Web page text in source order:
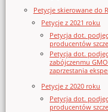
Petycje skierowane do
Petycje z 2021 roku
Petycja dot.
producentów
Petycja dot.
zabójczenmu
zaprzestania
Petycje z 2020 roku
Petycja dot.
producentów